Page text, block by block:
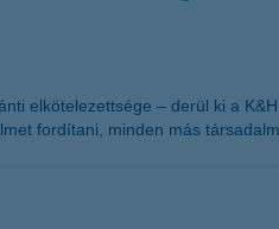
elkötelezettsége – derül ki a
fordítani, minden más